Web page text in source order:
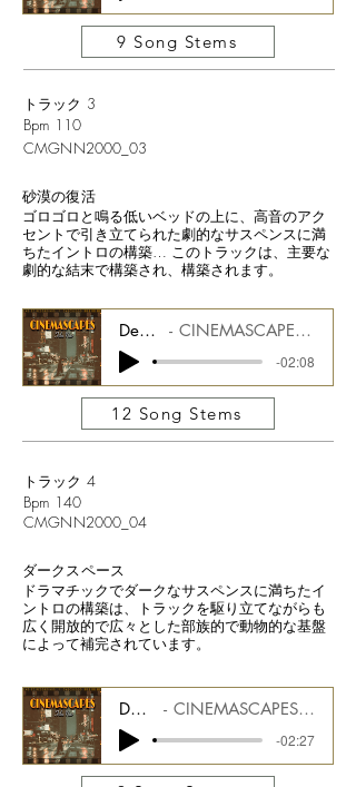
9 Song Stems
トラック 3
Bpm 110
CMGNN2000_03
砂漠の復活
ゴロゴロと鳴る低いベッドの上に、高音のアク
セントで引き立てられた劇的なサスペンスに満
ちたイントロの構築… このトラックは、主要な
劇的な結末で構築され、構築されます。
Desert Revival CINEMASCAPES FILM NOIR CMGCS2000_03
-02:08
12 Song Stems
トラック 4
Bpm 140
CMGNN2000_04
ダークスペース
ドラマチックでダークなサスペンスに満ちたイ
ントロの構築は、トラックを駆り立てながらも
広く開放的で広々とした部族的で動物的な基盤
によって補完されています。
Dark Space CINEMASCAPES FILM NOIR CMGCS2000_04
-02:27